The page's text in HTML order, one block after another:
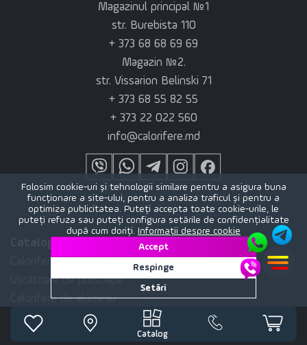
Catalog
Uscătoare de prosoape
Calorifere de aluminiu
Calorifere Bimetalice
Calorifere de oțel
Magazinul principal №1
str. Burebista 110
+ 373 68 68 69 69
Magazin №2.
str. Vissarion Belinski 71
+ 373 68 55 82 55
+ 373 22 022 560
info@calorifere.md
Folosim cookie-uri și tehnologii similare pentru a asigura buna
funcționare a site-ului, pentru a analiza traficul și pentru a
optimiza publicitatea. Puteți accepta toate cookie-urile, le
puteți refuza sau puteți configura setările de confidențialitate
după cum doriți.
Informații despre cookie
Accept
Respinge
Setări